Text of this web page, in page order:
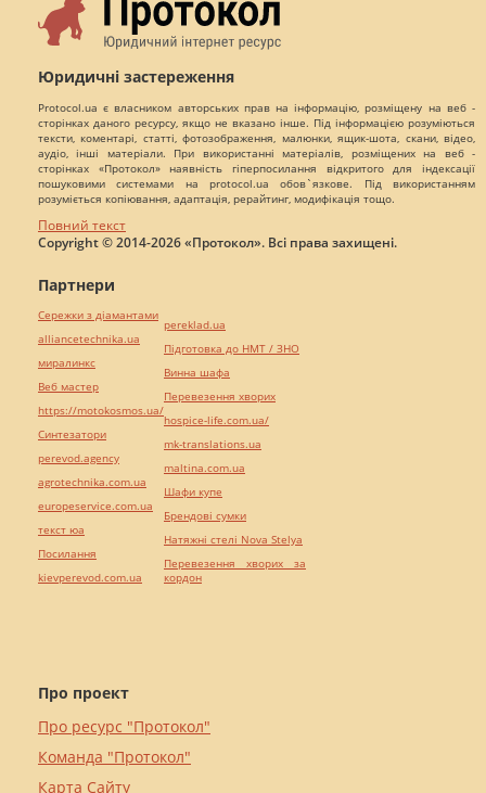
Юридичні застереження
Protocol.ua є власником авторських прав на інформацію, розміщену на веб -
сторінках даного ресурсу, якщо не вказано інше. Під інформацією розуміються
тексти, коментарі, статті, фотозображення, малюнки, ящик-шота, скани, відео,
аудіо, інші матеріали. При використанні матеріалів, розміщених на веб -
сторінках «Протокол» наявність гіперпосилання відкритого для індексації
пошуковими системами на protocol.ua обов`язкове. Під використанням
розуміється копіювання, адаптація, рерайтинг, модифікація тощо.
Повний текст
Copyright © 2014-2026 «Протокол». Всі права захищені.
Про проект
Про ресурс "Протокол"
Команда "Протокол"
Карта Сайту
Партнери
Сережки з діамантами
alliancetechnika.ua
миралинкс
Веб мастер
https://motokosmos.ua/
Синтезатори
perevod.agency
agrotechnika.com.ua
europeservice.com.ua
текст юа
Посилання
kievperevod.com.ua
pereklad.ua
Підготовка до НМТ / ЗНО
Винна шафа
Перевезення хворих
hospice-life.com.ua/
mk-translations.ua
maltina.com.ua
Шафи купе
Брендові сумки
Натяжні стелі Nova Stelya
Перевезення хворих за
кордон